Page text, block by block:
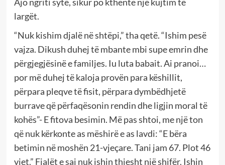
largët.
“Nuk kishim djalë në shtëpi,” tha qetë. “Ishim pesë
vajza. Dikush duhej të mbante mbi supe emrin dhe
përgjegjësinë e familjes. Iu luta babait. Ai pranoi…
por më duhej të kaloja provën para këshillit,
përpara pleqve të fisit, përpara dymbëdhjetë
burrave që përfaqësonin rendin dhe ligjin moral të
kohës”- E fitova besimin. Më pas shtoi, me një ton
që nuk kërkonte as mëshirë e as lavdi: “E bëra
betimin në moshën 21-vjeçare. Tani jam 67. Plot 46
vjet.” Fjalët e saj nuk ishin thjesht një shifër. Ishin